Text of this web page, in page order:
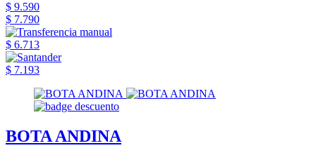
$ 9.590
$ 7.790
$ 6.713
$ 7.193
BOTA ANDINA